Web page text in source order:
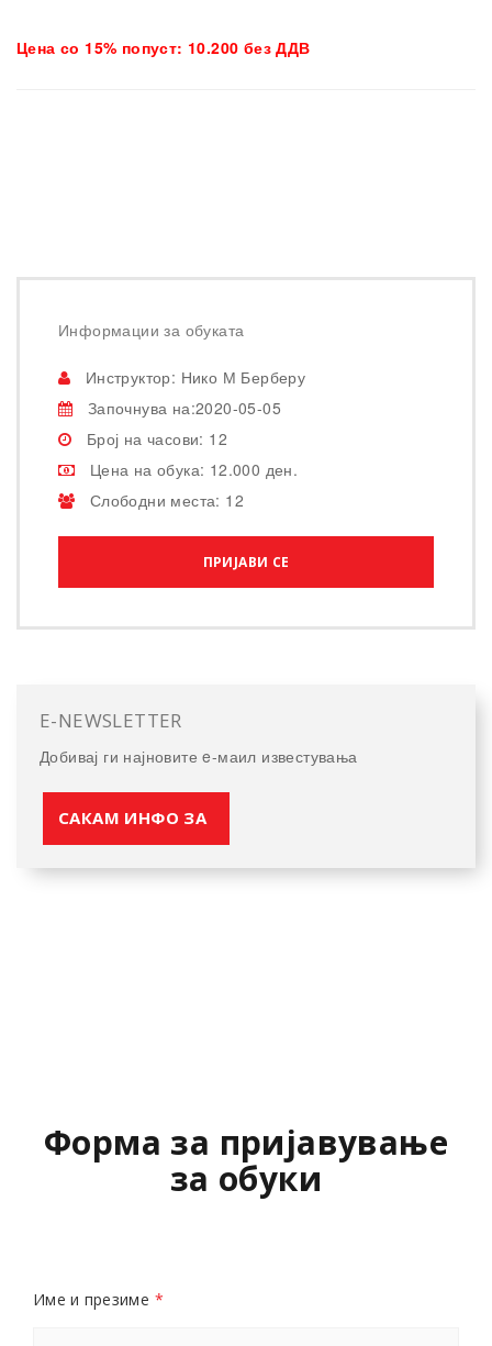
Цена со 15% попуст: 10.200 без ДДВ
Информации за обуката
Инструктор: Нико М Берберу
Започнува на:2020-05-05
Број на часови: 12
Цена на обука: 12.000 ден.
Слободни места: 12
ПРИЈАВИ СЕ
E-NEWSLETTER
Добивај ги најновите e-маил известувања
САКАМ ИНФО ЗА
Форма за пријавување
за обуки
Име и презиме *